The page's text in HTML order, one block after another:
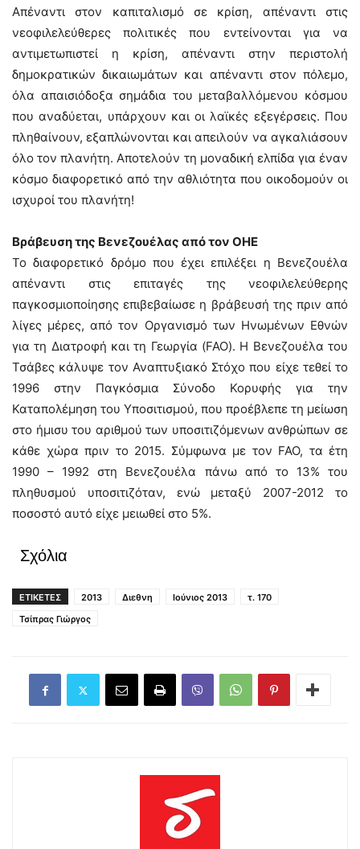
Απέναντι στον καπιταλισμό σε κρίση, απέναντι στις
νεοφιλελεύθερες πολιτικές που εντείνονται για να
αντιμετωπιστεί η κρίση, απέναντι στην περιστολή
δημοκρατικών δικαιωμάτων και απέναντι στον πόλεμο,
όλα απαισιόδοξα σημάδια του μεταβαλλόμενου κόσμου
που αναδύεται, υπάρχουν και οι λαϊκές εξεγέρσεις. Που
πληθαίνουν, εξαπλώνονται και απειλούν να αγκαλιάσουν
όλο τον πλανήτη. Αποτελούν τη μοναδική ελπίδα για έναν
κόσμο διαφορετικό από την αθλιότητα που οικοδομούν οι
ισχυροί του πλανήτη!
Βράβευση της Βενεζουέλας από τον ΟΗΕ
Το διαφορετικό δρόμο που έχει επιλέξει η Βενεζουέλα
απέναντι στις επιταγές της νεοφιλελεύθερης
παγκοσμιοποίησης επιβεβαίωσε η βράβευσή της πριν από
λίγες μέρες, από τον Οργανισμό των Ηνωμένων Εθνών
για τη Διατροφή και τη Γεωργία (FAO). Η Βενεζουέλα του
Τσάβες κάλυψε τον Αναπτυξιακό Στόχο που είχε τεθεί το
1996 στην Παγκόσμια Σύνοδο Κορυφής για την
Καταπολέμηση του Υποσιτισμού, που προέβλεπε τη μείωση
στο ήμισυ του αριθμού των υποσιτιζόμενων ανθρώπων σε
κάθε χώρα πριν το 2015. Σύμφωνα με τον FAO, τα έτη
1990 – 1992 στη Βενεζουέλα πάνω από το 13% του
πληθυσμού υποσιτιζόταν, ενώ μεταξύ 2007-2012 το
ποσοστό αυτό είχε μειωθεί στο 5%.
Σχόλια
ΕΤΙΚΕΤΕΣ 2013 Διεθνη Ιούνιος 2013
τ. 170
Τσίπρας Γιώργος